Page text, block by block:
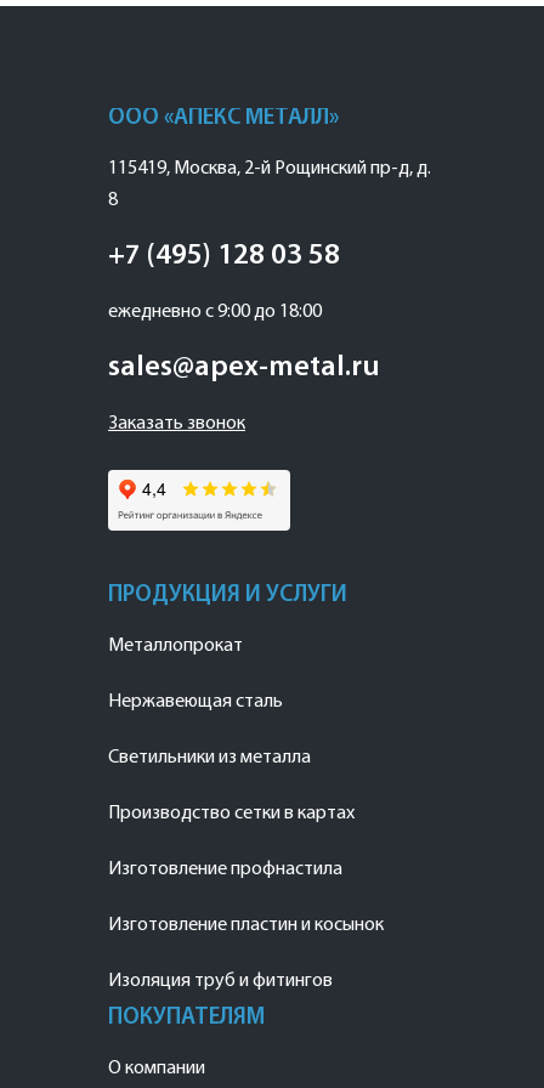
ООО «АПЕКС МЕТАЛЛ»
115419, Москва, 2-й Рощинский пр-д, д.
8
+7 (495) 128 03 58
ежедневно с 9:00 до 18:00
sales@apex-metal.ru
Заказать звонок
ПРОДУКЦИЯ И УСЛУГИ
Металлопрокат
Нержавеющая сталь
Светильники из металла
Производство сетки в картах
Изготовление профнастила
Изготовление пластин и косынок
Изоляция труб и фитингов
ПОКУПАТЕЛЯМ
О компании